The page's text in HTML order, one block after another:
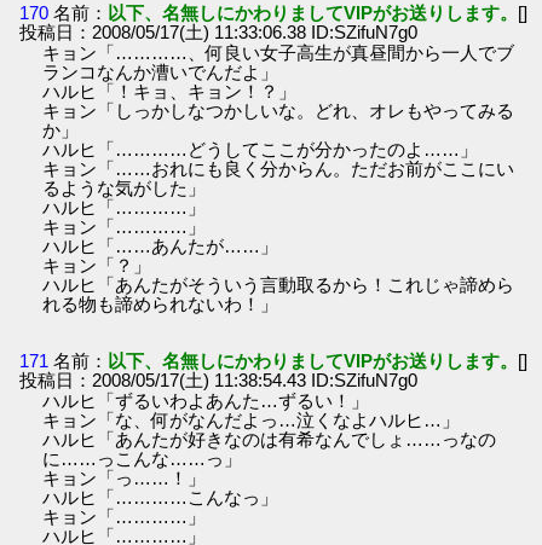
170 名前： 以下、名無しにかわりましてVIPがお送りします。 []
投稿日：2008/05/17(土) 11:33:06.38 ID:SZifuN7g0
キョン「…………、何良い女子高生が真昼間から一人でブ
ランコなんか漕いでんだよ」
ハルヒ「！キョ、キョン！？」
キョン「しっかしなつかしいな。どれ、オレもやってみる
か」
ハルヒ「…………どうしてここが分かったのよ……」
キョン「……おれにも良く分からん。ただお前がここにい
るような気がした」
ハルヒ「…………」
キョン「…………」
ハルヒ「……あんたが……」
キョン「？」
ハルヒ「あんたがそういう言動取るから！これじゃ諦めら
れる物も諦められないわ！」
171 名前： 以下、名無しにかわりましてVIPがお送りします。 []
投稿日：2008/05/17(土) 11:38:54.43 ID:SZifuN7g0
ハルヒ「ずるいわよあんた…ずるい！」
キョン「な、何がなんだよっ…泣くなよハルヒ…」
ハルヒ「あんたが好きなのは有希なんでしょ……っなの
に……っこんな……っ」
キョン「っ……！」
ハルヒ「…………こんなっ」
キョン「…………」
ハルヒ「…………」